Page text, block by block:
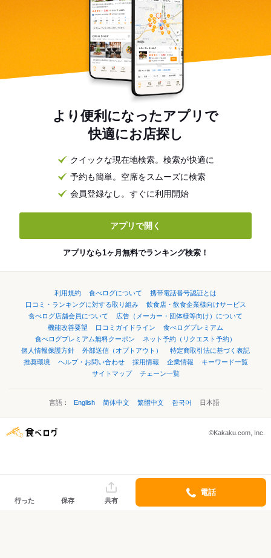
より便利になったアプリで
快適にお店探し
クイックな現在地検索。検索が快適に
予約も簡単。空席をスムーズに検索
会員登録なし。すぐに利用開始
アプリで開く
アプリなら1ヶ月無料でランキング検索！
利用規約 食べログについて
携帯電話番号認証とは
口コミ・ランキングに対する取り組み
飲食店・飲食企業様向けサービス
食べログ店舗会員について
広告（メーカー・団体様等向け）について
機能改善要望
口コミガイドライン
食べログプレミアム
食べログプレミアム無料クーポン
ネット予約（リクエスト予約）
個人情報保護方針
外部送信（オプトアウト）
特定商取引法に基づく表記
推奨環境
ヘルプ・お問い合わせ 採用情報 企業情報
キーワード一覧
サイトマップ
チェーン一覧
言語： English 简体中文 繁體中文 한국어 日本語
©Kakaku.com, Inc.
行った 保存 共有
電話